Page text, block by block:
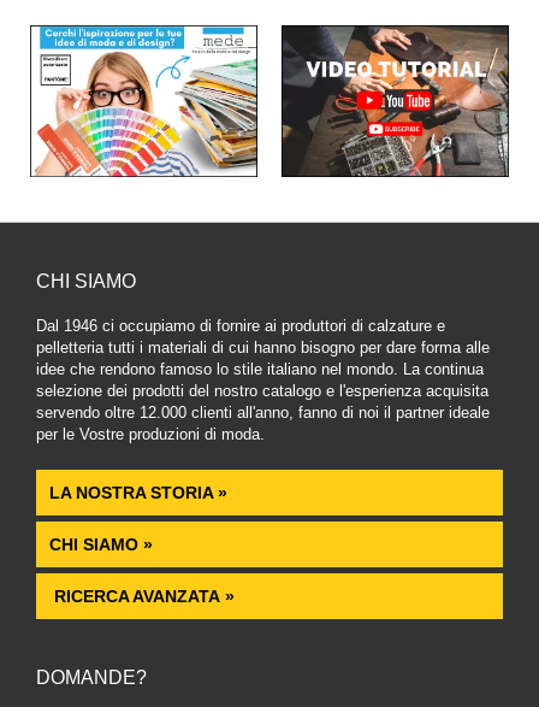
CHI SIAMO
Dal 1946 ci occupiamo di fornire ai produttori di calzature e
pelletteria tutti i materiali di cui hanno bisogno per dare forma alle
idee che rendono famoso lo stile italiano nel mondo. La continua
selezione dei prodotti del nostro catalogo e l'esperienza acquisita
servendo oltre 12.000 clienti all'anno, fanno di noi il partner ideale
per le Vostre produzioni di moda.
LA NOSTRA STORIA »
CHI SIAMO »
RICERCA AVANZATA »
DOMANDE?